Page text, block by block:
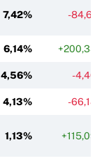
7,42% -
6,14%
4,56% -
4,13% -
1,13%